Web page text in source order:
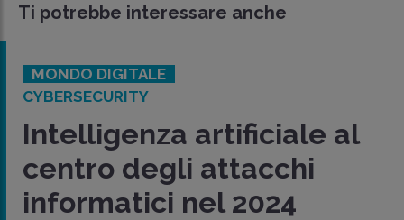
Ti potrebbe interessare anche
MONDO DIGITALE
CYBERSECURITY
Intelligenza artificiale al
centro degli attacchi
informatici nel 2024